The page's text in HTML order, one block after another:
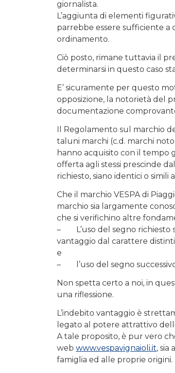
giornalista.
L’aggiunta di elementi
parrebbe essere sufficiente a
ordinamento.
Ciò posto, rimane tuttavia il
determinarsi in questo caso
E’ sicuramente per questo
opposizione, la notorietà del
documentazione
Il Regolamento sul marchio
taluni marchi (c.d. marchi
hanno acquisito con il tempo
offerta agli stessi prescinde
richiesto, siano identici o
Che il marchio VESPA di
marchio sia largamente
che si verifichino altre
– L’uso del segno richiesto
vantaggio dal carattere
e
– l’uso del segno
Non spetta certo a noi, in
una riflessione.
L’indebito vantaggio è
legato al potere attrattivo
A tale proposito, è pur vero
web www.vespavignaioli.it, sia
famiglia ed alle proprie origini.